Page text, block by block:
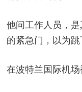
他问工作人员，
的紧急门，以为跳
在波特兰国际机场